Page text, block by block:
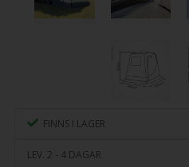
FINNS I LAGER
LEV. 2 - 4 DAGAR